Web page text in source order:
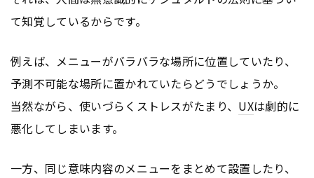
て知覚しているからです。
例えば、メニューがバラバラな場所に位置していたり、
予測不可能な場所に置かれていたらどうでしょうか。
当然ながら、使いづらくストレスがたまり、 UXは劇的に
悪化してしまいます。
一方、同じ意味内容のメニューをまとめて設置したり、